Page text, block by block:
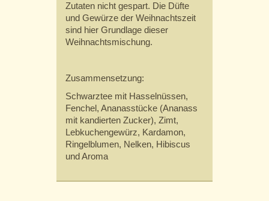
Zutaten nicht gespart. Die Düfte
und Gewürze der Weihnachtszeit
sind hier Grundlage dieser
Weihnachtsmischung.
Zusammensetzung:
Schwarztee mit Hasselnüssen,
Fenchel, Ananasstücke (Ananass
mit kandierten Zucker), Zimt,
Lebkuchengewürz, Kardamon,
Ringelblumen, Nelken, Hibiscus
und Aroma